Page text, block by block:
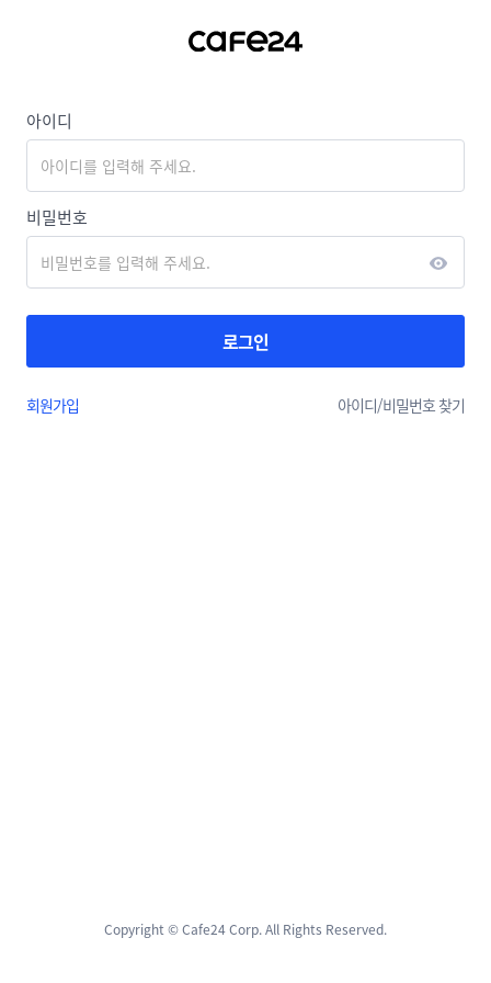
아이디
비밀번호
로그인
회원가입 아이디/비밀번호 찾기
Copyright © Cafe24 Corp. All Rights Reserved.